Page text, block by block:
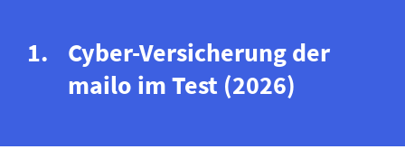
Cyber-Versicherung der
mailo im Test (2026)